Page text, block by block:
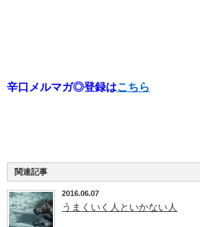
辛口メルマガ◎登録はこちら
関連記事
2016.06.07
うまくいく人といかない人